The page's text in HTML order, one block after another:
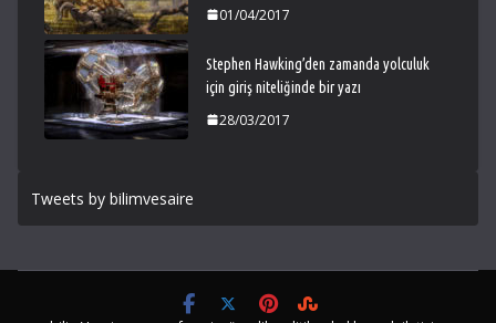
01/04/2017
Stephen Hawking’den zamanda yolculuk
için giriş niteliğinde bir yazı
28/03/2017
Tweets by bilimvesaire